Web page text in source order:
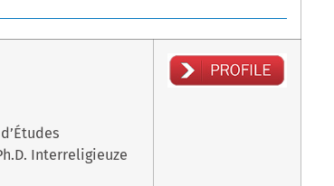
Interreligieuze